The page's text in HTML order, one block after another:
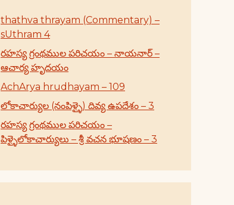
thathva thrayam (Commentary) –
sUthram 4
రహస్య గ్రంథముల పరిచయం – నాయనార్ –
ఆచార్య హృదయం
AchArya hrudhayam – 109
లోకాచార్యుల (నంపిళ్ళై) దివ్య ఉపదేశం – 3
రహస్య గ్రంథముల పరిచయం –
పిళ్ళైలోకాచార్యులు – శ్రీ వచన భూషణం – 3